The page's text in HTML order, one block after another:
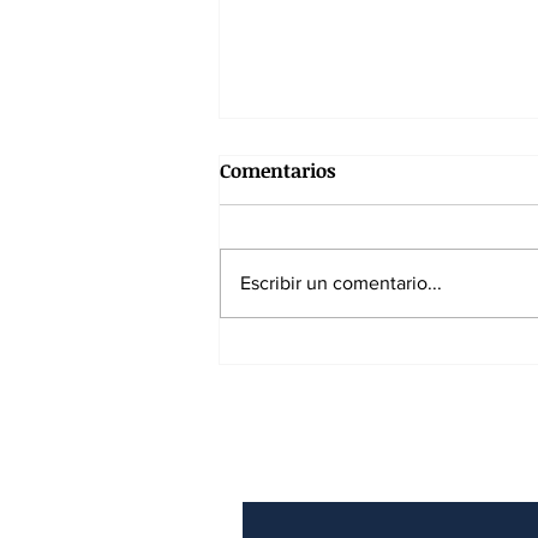
Comentarios
Escribir un comentario...